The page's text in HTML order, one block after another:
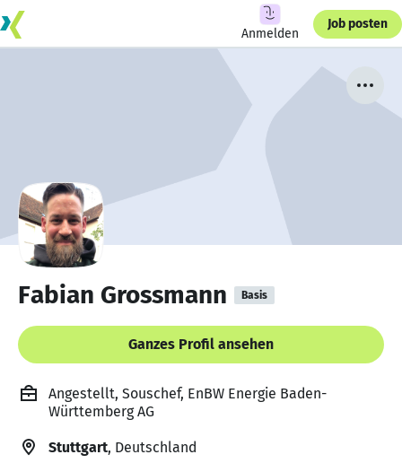
Anmelden
Job posten
Fabian Grossmann Basis
Ganzes Profil ansehen
Angestellt, Souschef, EnBW Energie Baden-
Württemberg AG
Stuttgart, Deutschland